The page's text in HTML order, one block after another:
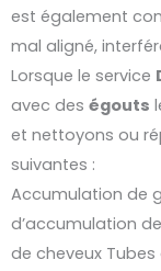
est également
mal aligné,
Lorsque le service
avec des égouts
et nettoyons ou
suivantes :
Accumulation de
d’accumulation
de cheveux